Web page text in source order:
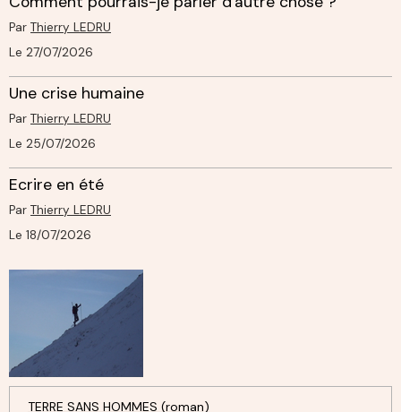
Par Thierry LEDRU
Le 27/07/2026
Une crise humaine
Par Thierry LEDRU
Le 25/07/2026
Ecrire en été
Par Thierry LEDRU
Le 18/07/2026
TERRE SANS HOMMES (roman)